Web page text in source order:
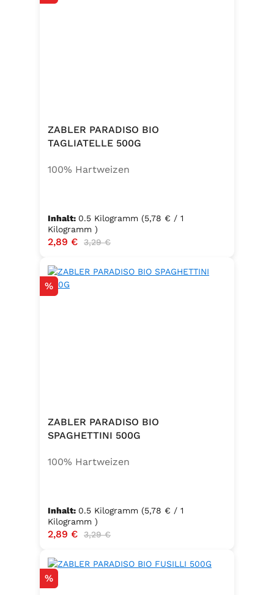
ZABLER PARADISO BIO
TAGLIATELLE 500G
100% Hartweizen
Inhalt: 0.5 Kilogramm (5,78 € / 1
Kilogramm )
Verkaufspreis:
2,89 € Regulärer Preis:
3,29 €
Rabatt
%
ZABLER PARADISO BIO
SPAGHETTINI 500G
100% Hartweizen
Inhalt: 0.5 Kilogramm (5,78 € / 1
Kilogramm )
Verkaufspreis:
2,89 € Regulärer Preis:
3,29 €
Rabatt
%